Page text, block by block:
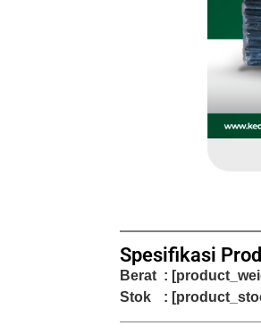
Spesifikasi
Berat :
Stok
: